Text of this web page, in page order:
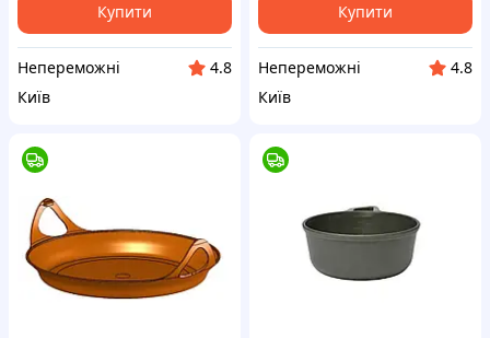
Купити
Непереможні
4.8
Київ
Купити
Непереможні
4.8
Київ